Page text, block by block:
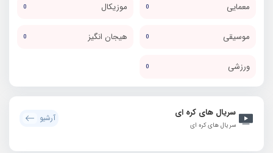
معمایی 0 موزیکال 0
موسیقی 0 هیجان انگیز 0
ورزشی 0
سریال های کره ای
سریال های کره ای
آرشیو